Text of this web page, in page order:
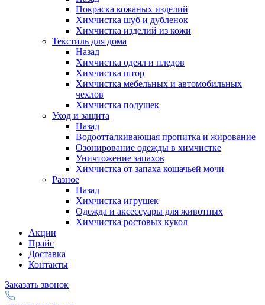
Покраска кожаных изделий
Химчистка шуб и дубленок
Химчистка изделий из кожи
Текстиль для дома
Назад
Химчистка одеял и пледов
Химчистка штор
Химчистка мебельных и автомобильных
чехлов
Химчистка подушек
Уход и защита
Назад
Водоотталкивающая пропитка и жирование
Озонирование одежды в химчистке
Уничтожение запахов
Химчистка от запаха кошачьей мочи
Разное
Назад
Химчистка игрушек
Одежда и аксессуары для животных
Химчистка ростовых кукол
Акции
Прайс
Доставка
Контакты
Заказать звонок